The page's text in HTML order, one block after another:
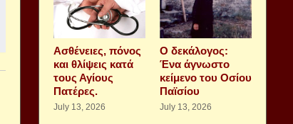
Aσθένειες, πόνος
και θλίψεις κατά
τους Αγίους
Πατέρες.
July 13, 2026
Ο δεκάλογος:
Ένα άγνωστο
κείμενο του Οσίου
Παϊσίου
July 13, 2026